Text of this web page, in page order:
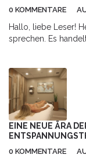
0 KOMMENTARE
Hallo, liebe Leser!
sprechen. Es
Körpers und die
diese spannende
euch zu teilen. Also
EINE NEUE ÄRA
0 KOMMENTARE